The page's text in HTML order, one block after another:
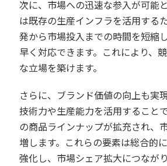
次に、市場への迅速な参入が可能
は既存の生産インフラを活用する
発から市場投入までの時間を短縮
早く対応できます。これにより、
な立場を築けます。
さらに、ブランド価値の向上も実
技術力や生産能力を活用すること
の商品ラインナップが拡充され、
増します。これらの要素は総合的
強化し、市場シェア拡大につながり